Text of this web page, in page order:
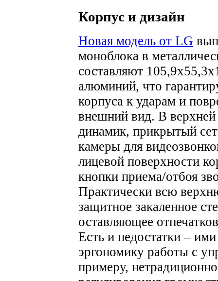
Корпус и дизайн
Новая модель от LG
моноблока в
составляют
алюминий, что
корпуса к ударам и
внешний вид. В верхней
динамик, прикрытый
камеры для
лицевой поверхности
кнопки приема/отбоя
Практически всю
защитное закаленное
оставляющее
Есть и недостатки –
эргономику работы с
примеру,